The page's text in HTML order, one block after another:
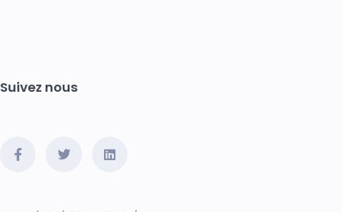
Suivez nous